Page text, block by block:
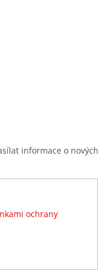
informace o nových
ochrany